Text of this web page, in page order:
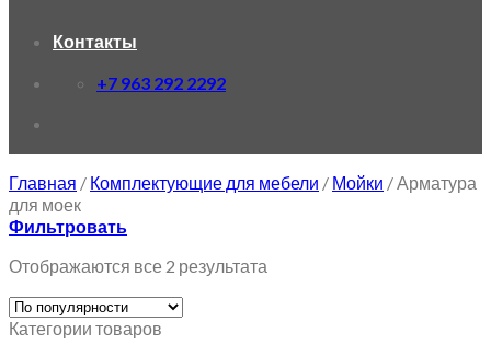
Контакты
+7 963 292 2292
Главная / Комплектующие для мебели / Мойки /Арматура
для моек
Фильтровать
Отображаются все 2 результата
Категории товаров